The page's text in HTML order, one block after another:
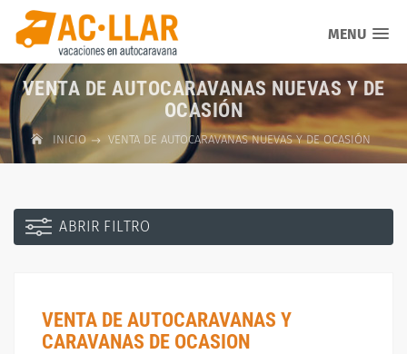
MENU
VENTA DE AUTOCARAVANAS NUEVAS Y DE
OCASIÓN
INICIO VENTA DE AUTOCARAVANAS NUEVAS Y DE OCASIÓN
ABRIR FILTRO
VENTA DE AUTOCARAVANAS Y
CARAVANAS DE OCASION